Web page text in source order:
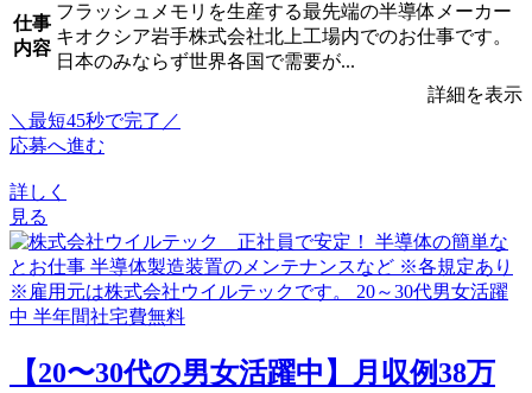
仕事
内容
フラッシュメモリを生産する最先端の半導体メーカー
キオクシア岩手株式会社北上工場内でのお仕事です。
日本のみならず世界各国で需要が...
詳細を表示
＼最短45秒で完了／
応募へ進む
詳しく
見る
【20〜30代の男女活躍中】月収例38万